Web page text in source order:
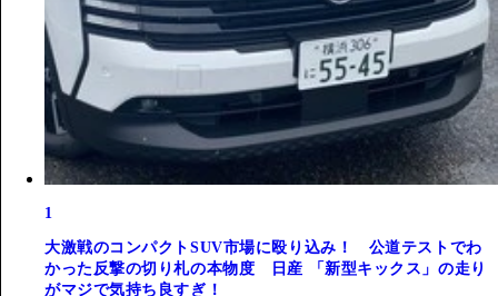
1
大激戦のコンパクトSUV市場に殴り込み！ 公道テストでわ
かった反撃の切り札の本物度 日産 「新型キックス」の走り
がマジで気持ち良すぎ！